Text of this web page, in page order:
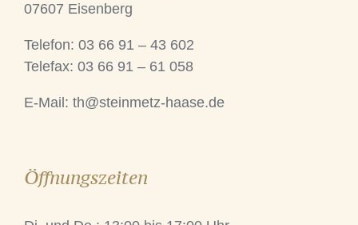
07607 Eisenberg
Telefon: 03 66 91 – 43 602
Telefax: 03 66 91 – 61 058
E-Mail: th@steinmetz-haase.de
Öffnungszeiten